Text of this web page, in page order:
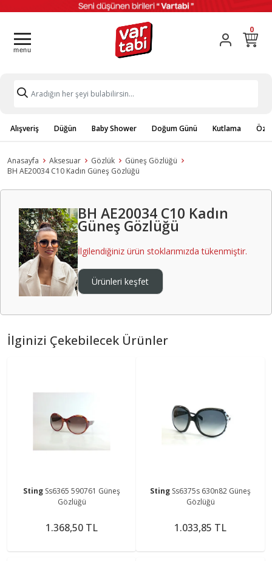
0
Alışveriş Düğün Baby Shower Doğum Günü Kutlama
Anasayfa Aksesuar Gözlük
Güneş Gözlüğü
BH AE20034 C10 Kadın Güneş Gözlüğü
BH AE20034 C10 Kadın
Güneş Gözlüğü
İlgilendiğiniz ürün stoklarımızda tükenmiştir.
Ürünleri keşfet
İlginizi Çekebilecek Ürünler
Sting Ss6365 590761 Güneş
Gözlüğü
1.368,50 TL
Sting Ss6375s 630n82 Güneş
Gözlüğü
1.033,85 TL